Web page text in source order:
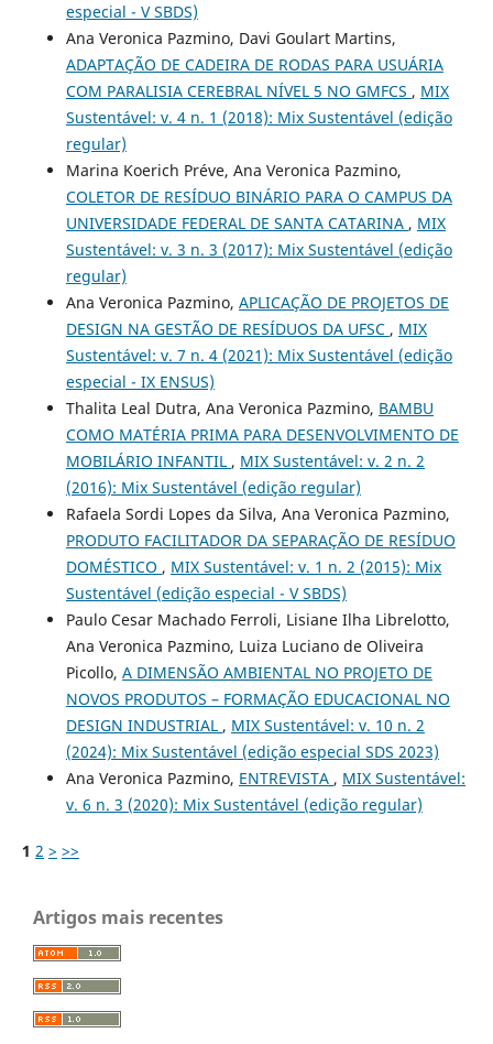
especial - V SBDS)
Ana Veronica Pazmino, Davi Goulart Martins,
ADAPTAÇÃO DE CADEIRA DE RODAS PARA USUÁRIA
COM PARALISIA CEREBRAL NÍVEL 5 NO GMFCS , MIX
Sustentável: v. 4 n. 1 (2018): Mix Sustentável (edição
regular)
Marina Koerich Préve, Ana Veronica Pazmino,
COLETOR DE RESÍDUO BINÁRIO PARA O CAMPUS DA
UNIVERSIDADE FEDERAL DE SANTA CATARINA , MIX
Sustentável: v. 3 n. 3 (2017): Mix Sustentável (edição
regular)
Ana Veronica Pazmino, APLICAÇÃO DE PROJETOS DE
DESIGN NA GESTÃO DE RESÍDUOS DA UFSC , MIX
Sustentável: v. 7 n. 4 (2021): Mix Sustentável (edição
especial - IX ENSUS)
Thalita Leal Dutra, Ana Veronica Pazmino, BAMBU
COMO MATÉRIA PRIMA PARA DESENVOLVIMENTO DE
MOBILÁRIO INFANTIL , MIX Sustentável: v. 2 n. 2
(2016): Mix Sustentável (edição regular)
Rafaela Sordi Lopes da Silva, Ana Veronica Pazmino,
PRODUTO FACILITADOR DA SEPARAÇÃO DE RESÍDUO
DOMÉSTICO , MIX Sustentável: v. 1 n. 2 (2015): Mix
Sustentável (edição especial - V SBDS)
Paulo Cesar Machado Ferroli, Lisiane Ilha Librelotto,
Ana Veronica Pazmino, Luiza Luciano de Oliveira
Picollo, A DIMENSÃO AMBIENTAL NO PROJETO DE
NOVOS PRODUTOS – FORMAÇÃO EDUCACIONAL NO
DESIGN INDUSTRIAL , MIX Sustentável: v. 10 n. 2
(2024): Mix Sustentável (edição especial SDS 2023)
Ana Veronica Pazmino, ENTREVISTA , MIX Sustentável:
v. 6 n. 3 (2020): Mix Sustentável (edição regular)
1 2 > >>
Artigos mais recentes